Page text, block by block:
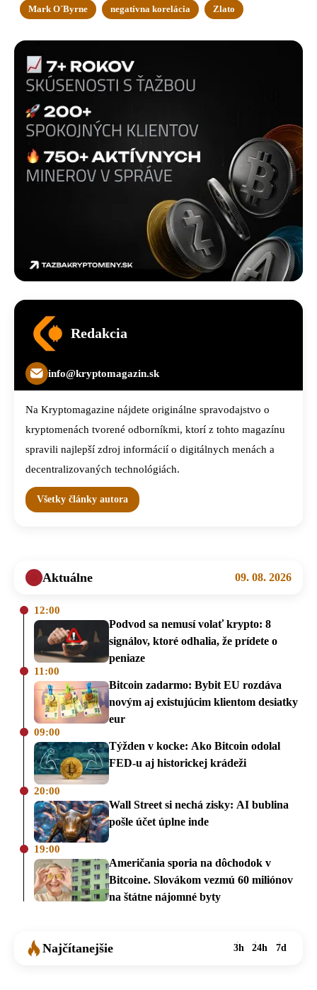
Mark O´Byrne negatívna korelácia Zlato
Redakcia
info@kryptomagazin.sk
Na Kryptomagazine nájdete originálne spravodajstvo o
kryptomenách tvorené odborníkmi, ktorí z tohto magazínu
spravili najlepší zdroj informácií o digitálnych menách a
decentralizovaných technológiách.
Všetky články autora
Aktuálne 09. 08. 2026
12:00
Podvod sa nemusí volať krypto: 8
signálov, ktoré odhalia, že prídete o
peniaze
11:00
Bitcoin zadarmo: Bybit EU rozdáva
novým aj existujúcim klientom desiatky
eur
09:00
Týžden v kocke: Ako Bitcoin odolal
FED-u aj historickej krádeži
20:00
Wall Street si nechá zisky: AI bublina
pošle účet úplne inde
19:00
Američania sporia na dôchodok v
Bitcoine. Slovákom vezmú 60 miliónov
na štátne nájomné byty
Najčítanejšie 3h 24h 7d